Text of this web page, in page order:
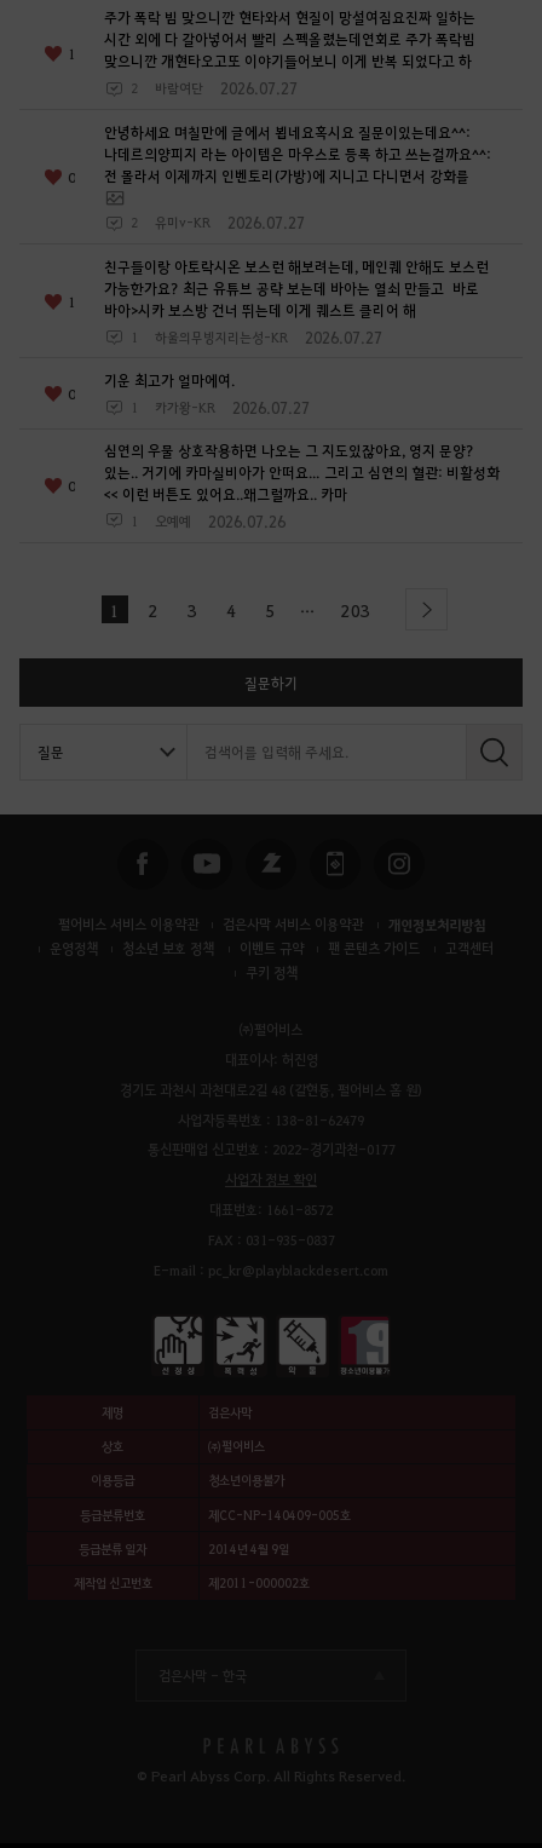
1
주가 폭락 빔 맞으니깐 현타와서 현질이 망설여짐요진짜 일하는
시간 외에 다 갈아넣어서 빨리 스펙올렸는데연회로 주가 폭락빔
맞으니깐 개현타오고또 이야기들어보니 이게 반복 되었다고 하
2 바람여단 2026.07.27
0
안녕하세요 며칠만에 글에서 뵙네요혹시요 질문이있는데요^^:
나데르의양피지 라는 아이템은 마우스로 등록 하고 쓰는걸까요^^:
전 몰라서 이제까지 인벤토리(가방)에 지니고 다니면서 강화를
2 유미v-KR 2026.07.27
1
친구들이랑 아토락시온 보스런 해보려는데, 메인퀘 안해도 보스런
가능한가요? 최근 유튜브 공략 보는데 바아는 열쇠 만들고 바로
바아>시카 보스방 건너 뛰는데 이게 퀘스트 클리어 해
1 하울의무빙지리는성-KR 2026.07.27
0
기운 최고가 얼마에여.
1 카가왕-KR 2026.07.27
0
심연의 우물 상호작용하면 나오는 그 지도있잖아요, 영지 문양?
있는.. 거기에 카마실비아가 안떠요... 그리고 심연의 혈관: 비활성화
<< 이런 버튼도 있어요..왜그럴까요.. 카마
1 오예예 2026.07.26
1 2 3 4 5 ...
l
s
t
203 next
질문하기
검
펄어비스 서비스 이용약관 검은사막 서비스 이용약관 개인정보처리방침
운영정책 청소년 보호 정책 이벤트 규약 팬 콘텐츠 가이드
고객센터
쿠키 정책
㈜펄어비스
대표이사: 허진영
경기도 과천시 과천대로2길 48 (갈현동, 펄어비스 홈 원)
사업자등록번호 : 138-81-62479
통신판매업 신고번호 : 2022-경기과천-0177
사업자 정보 확인
대표번호: 1661-8572
FAX : 031-935-0837
E-mail : pc_kr@playblackdesert.com
제명 검은사막
상호 ㈜펄어비스
이용등급 청소년이용불가
등급분류번호 제CC-NP-140409-005호
등급분류 일자 2014년 4월 9일
제작업 신고번호 제2011-000002호
검은사막 - 한국
© Pearl Abyss Corp. All Rights Reserved.